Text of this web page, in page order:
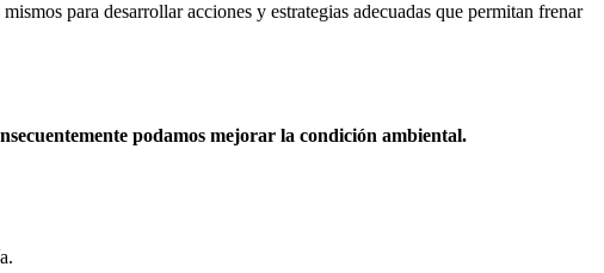
para desarrollar acciones y estrategias adecuadas que permitan frenar
podamos mejorar la condición ambiental.